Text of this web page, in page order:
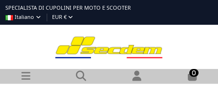
SPECIALISTA DI CUPOLINI PER MOTO E SCOOTER
Italiano
EUR €
0